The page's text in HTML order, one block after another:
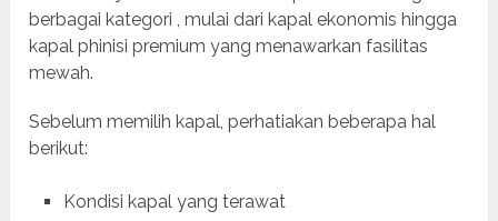
berbagai kategori , mulai dari kapal ekonomis hingga
kapal phinisi premium yang menawarkan fasilitas
mewah.
Sebelum memilih kapal, perhatiakan beberapa hal
berikut:
Kondisi kapal yang terawat